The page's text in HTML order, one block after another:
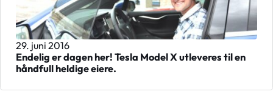
29. juni 2016
Endelig er dagen her! Tesla Model X utleveres til en
håndfull heldige eiere.